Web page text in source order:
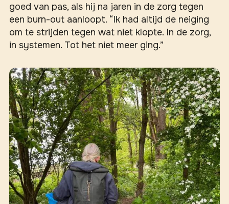
goed van pas, als hij na jaren in de zorg tegen
een burn-out aanloopt. “Ik had altijd de neiging
om te strijden tegen wat niet klopte. In de zorg,
in systemen. Tot het niet meer ging.”